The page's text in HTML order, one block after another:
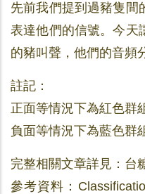
先前我們提到過豬隻間
表達他們的信號。今天
的豬叫聲，他們的音頻
註記：
正面等情況下為紅色群
負面等情況下為藍色群
完整相關文章詳見：台
參考資料：